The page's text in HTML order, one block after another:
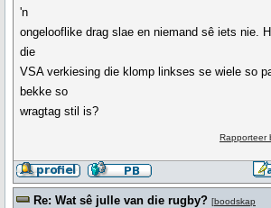
'n
ongelooflike drag slae en niemand sê iets nie.
die
VSA verkiesing die klomp linkses se wiele so
bekke so
wragtag stil is?
Rapporteer
Re: Wat sê julle van die rugby? [boodskap